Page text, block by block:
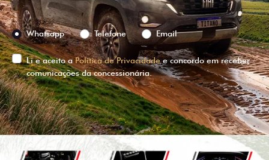
Preferência de contato:
Whatsapp
Telefone Email
Li e aceito aPolítica de Privacidadee concordo em receber
comunicações da concessionária.
ENTRAR EM CONTATO